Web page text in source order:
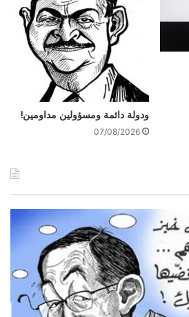
ودولة دائمة ومسؤولين مداومين!
07/08/2026